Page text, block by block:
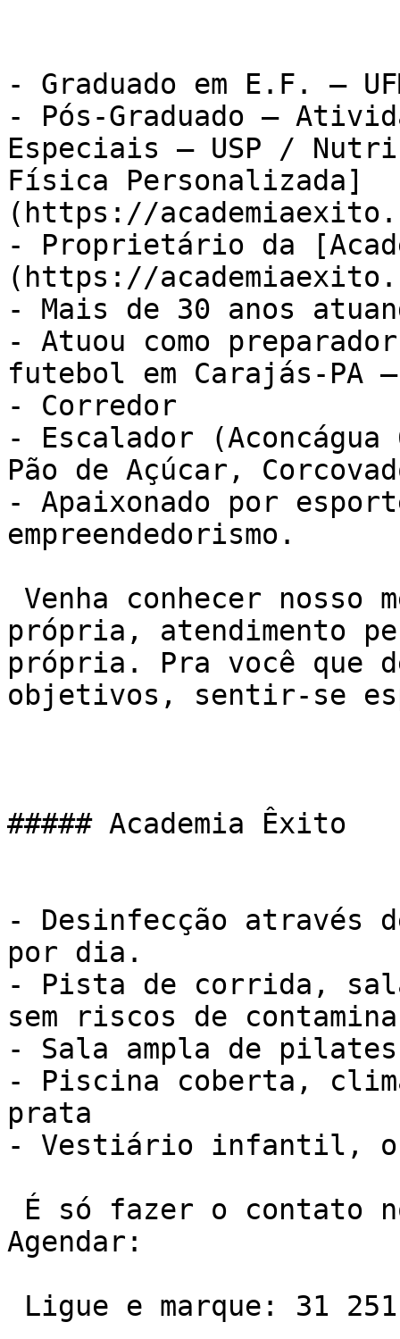
- Graduado em E.F. –
- Pós-Graduado –
Especiais – USP /
Física Personalizada]
(https://
- Proprietário da
(https://
- Mais de 30 anos
- Atuou como
futebol em Carajás-PA –
- Corredor
- Escalador
Pão de Açúcar,
- Apaixonado por
empreendedorismo.
própria, atendimento
própria. Pra você que
objetivos, sentir-se
##### Academia Êxito
- Desinfecção
por dia.
- Pista de corrida,
sem riscos de
- Sala ampla de pilates
- Piscina coberta,
prata
- Vestiário infantil, o
Agendar: